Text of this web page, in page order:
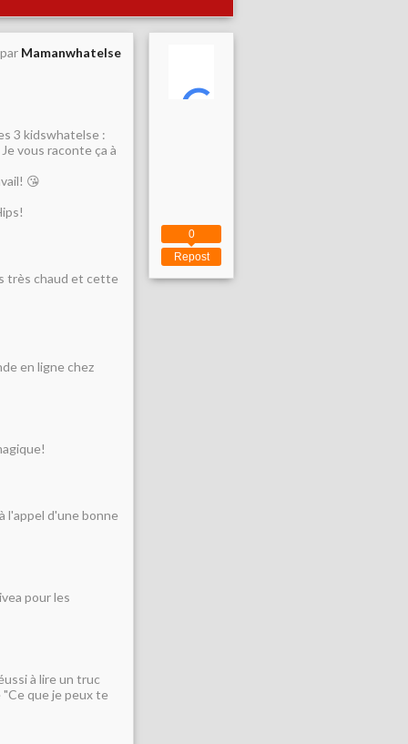
Mamanwhatelse
3 kidswhatelse :
vous raconte ça à
😘
très chaud et cette
en ligne chez
l'appel d'une bonne
pour les
à lire un truc
que je peux te
Repost
0